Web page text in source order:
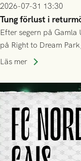
2026-07-31 13:30
Tung förlust i
Efter segern på
på Right to Dream
upphöra efter mindre
tennissiffror och det
Läs mer